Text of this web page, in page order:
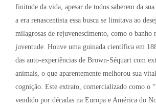
finitude da vida, apesar de todos saberem da
a era renascentista essa busca se limitava ao
milagrosas de rejuvenescimento, como o banho
juventude. Houve uma guinada científica em
das auto-experiências de Brown-Séquart com
animais, o que aparentemente melhorou sua
cognição. Este extrato, comercializado como o
vendido por décadas na Europa e América do